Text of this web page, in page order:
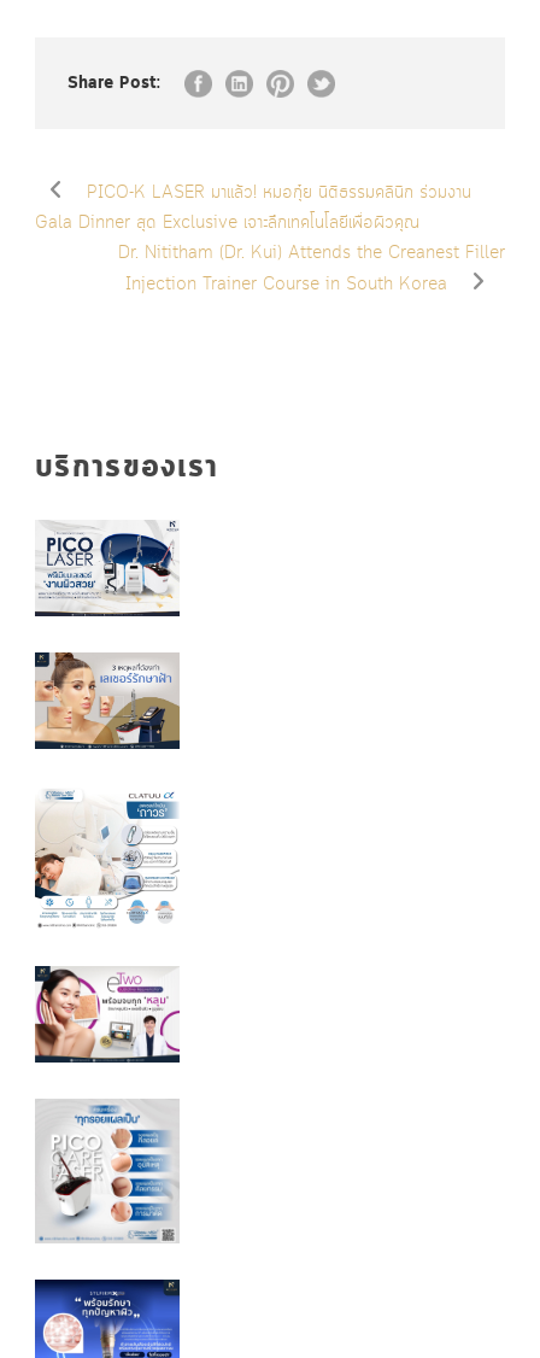
Share Post:
PICO-K LASER มาแล้ว! หมอกุ๋ย นิติธรรมคลินิก ร่วมงาน
Gala Dinner สุด Exclusive เจาะลึกเทคโนโลยีเพื่อผิวคุณ
Dr. Nititham (Dr. Kui) Attends the Creanest Filler
Injection Trainer Course in South Korea
บริการของเรา